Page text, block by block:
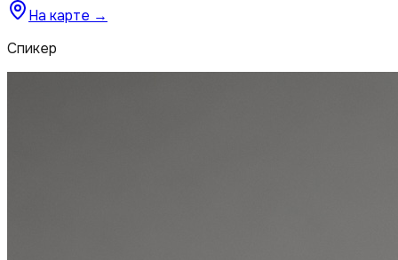
На карте →
Спикер